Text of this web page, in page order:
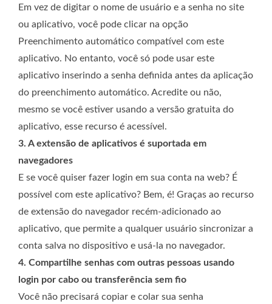
Em vez de digitar o nome de usuário e a senha no site
ou aplicativo, você pode clicar na opção
Preenchimento automático compatível com este
aplicativo. No entanto, você só pode usar este
aplicativo inserindo a senha definida antes da aplicação
do preenchimento automático. Acredite ou não,
mesmo se você estiver usando a versão gratuita do
aplicativo, esse recurso é acessível.
3. A extensão de aplicativos é suportada em
navegadores
E se você quiser fazer login em sua conta na web? É
possível com este aplicativo? Bem, é! Graças ao recurso
de extensão do navegador recém-adicionado ao
aplicativo, que permite a qualquer usuário sincronizar a
conta salva no dispositivo e usá-la no navegador.
4. Compartilhe senhas com outras pessoas usando
login por cabo ou transferência sem fio
Você não precisará copiar e colar sua senha